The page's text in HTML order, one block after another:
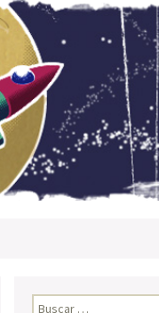
Buscar: